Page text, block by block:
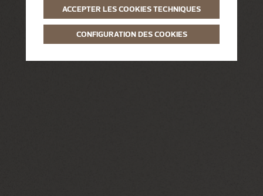
ACCEPTER LES COOKIES TECHNIQUES
CONFIGURATION DES COOKIES